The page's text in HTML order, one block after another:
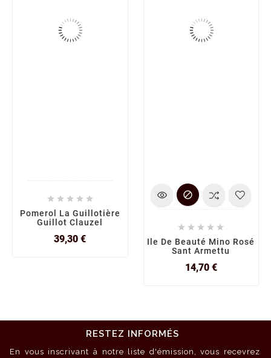
    
Pomerol La Guillotière
Guillot Clauzel
39,30 €Prix

    
Ile De Beauté Mino Rosé
Sant Armettu
14,70 €Prix
RESTEZ INFORMÉS
En vous inscrivant à notre liste d'émission, vous recevrez